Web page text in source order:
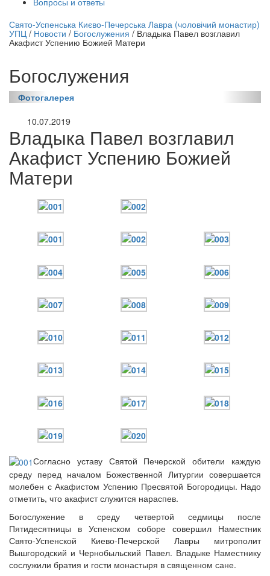
трансляция | 12 сентября
трансляции
12 сентября 2015
Название трансляции
12 сентября 2015
Название трансляции
12 сентября 2015
Название трансляции
12 сентября 2015
Название трансляции
12 сентября 2015
Название трансляции
12 сентября 2015
Название трансляции
Перейти к архиву
Свято-Успенська Києво-Печерська Лавра (чоловічий монастир)
УПЦ / Новости / Богослужения / Владыка Павел возглавил
Акафист Успению Божией Матери
Богослужения
Фотогалерея
10.07.2019
Владыка Павел возглавил
Акафист Успению Божией
Матери
Согласно уставу Святой Печерской обители каждую
среду перед началом Божественной Литургии совершается
молебен с Акафистом Успению Пресвятой Богородицы. Надо
отметить, что акафист служится нараспев.
Богослужение в среду четвертой седмицы после
Пятидесятницы в Успенском соборе совершил Наместник
Свято-Успенской Киево-Печерской Лавры митрополит
Вышгородский и Чернобыльский Павел. Владыке Наместнику
сослужили братия и гости монастыря в священном сане.